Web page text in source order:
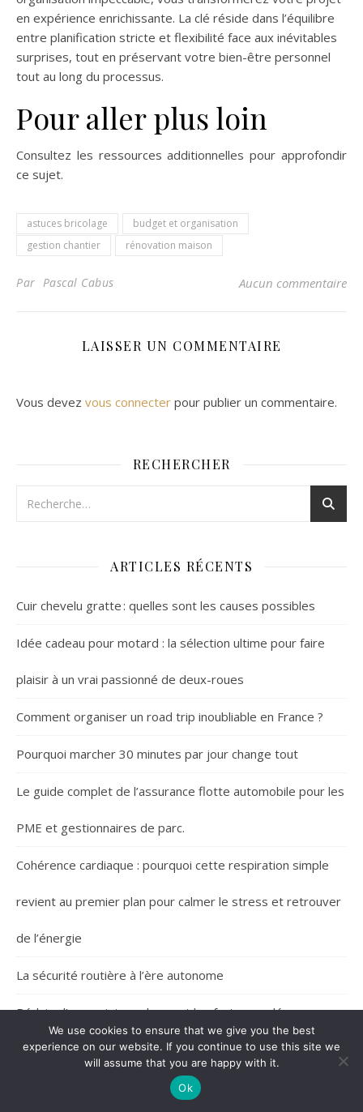
en expérience enrichissante. La clé réside dans l’équilibre
entre planification stricte et flexibilité face aux inévitables
surprises, tout en préservant votre bien-être personnel
tout au long du processus.
Pour aller plus loin
Consultez les ressources additionnelles pour approfondir
ce sujet.
astuces bricolage
budget et organisation
gestion chantier
rénovation maison
Par Pascal Cabus Aucun commentaire
LAISSER UN COMMENTAIRE
Vous devez vous connecter pour publier un commentaire.
RECHERCHER
ARTICLES RÉCENTS
Cuir chevelu gratte : quelles sont les causes possibles
Idée cadeau pour motard : la sélection ultime pour faire
plaisir à un vrai passionné de deux-roues
Comment organiser un road trip inoubliable en France ?
Pourquoi marcher 30 minutes par jour change tout
Le guide complet de l’assurance flotte automobile pour les
PME et gestionnaires de parc.
Cohérence cardiaque : pourquoi cette respiration simple
revient au premier plan pour calmer le stress et retrouver
de l’énergie
La sécurité routière à l’ère autonome
Réduire l’empreinte carbone et les factures : découvrez
l’approche globale de Vision Eco
Camping et détente : comment se ressourcer en pleine
We use cookies to ensure that we give you the best
experience on our website. If you continue to use this site we
will assume that you are happy with it.
Ok